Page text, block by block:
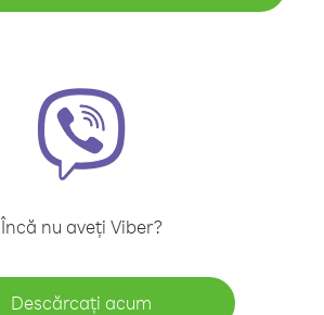
Încă nu aveți Viber?
Descărcați acum